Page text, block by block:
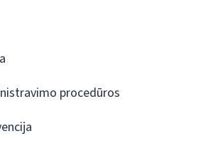
procedūros